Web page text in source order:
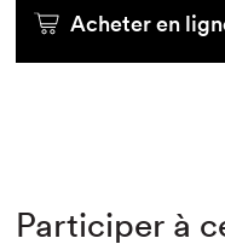
Acheter en
Participer à